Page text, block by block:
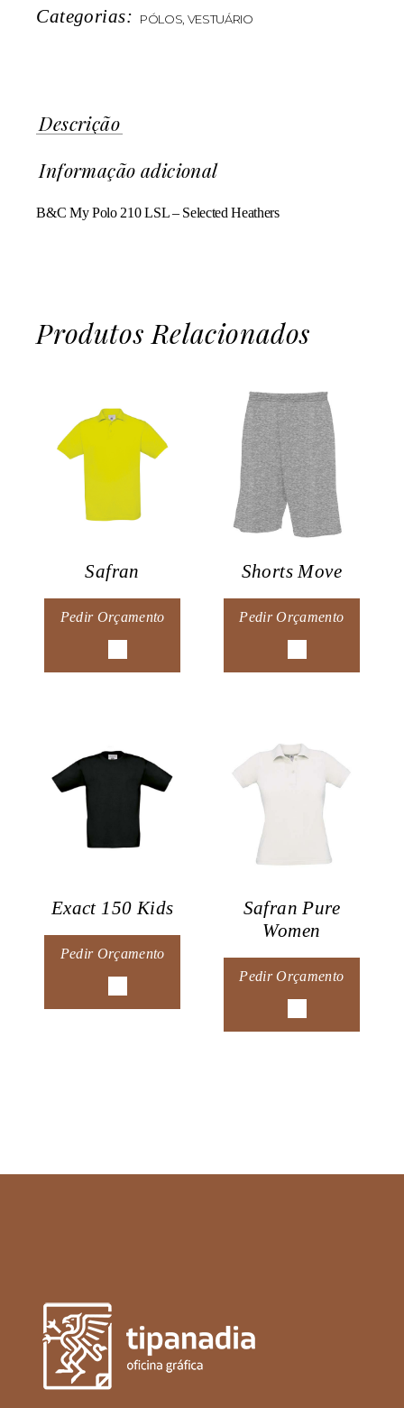
Categorias: PÓLOS, VESTUÁRIO
Descrição
Informação adicional
B&C My Polo 210 LSL – Selected Heathers
Produtos Relacionados
Safran
Pedir Orçamento
Shorts Move
Pedir Orçamento
Exact 150 Kids
Pedir Orçamento
Safran Pure
Women
Pedir Orçamento